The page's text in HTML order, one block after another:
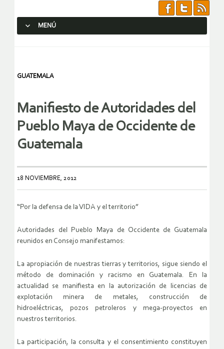
MENÚ
GUATEMALA
Manifiesto de Autoridades del
Pueblo Maya de Occidente de
Guatemala
18 NOVIEMBRE, 2012
“Por la defensa de la VIDA y el territorio”
Autoridades del Pueblo Maya de Occidente de Guatemala
reunidos en Consejo manifestamos:
La apropiación de nuestras tierras y territorios, sigue siendo el
método de dominación y racismo en Guatemala. En la
actualidad se manifiesta en la autorización de licencias de
explotación minera de metales, construcción de
hidroeléctricas, pozos petroleros y mega-proyectos en
nuestros territorios.
La participación, la consulta y el consentimiento constituyen